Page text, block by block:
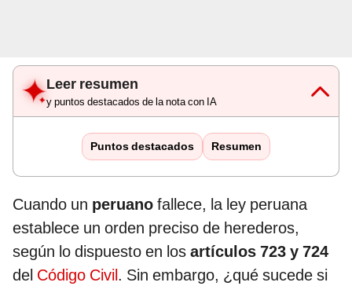
Leer resumen
y puntos destacados de la nota con IA
Puntos destacados Resumen
Cuando un peruano fallece, la ley peruana
establece un orden preciso de herederos,
según lo dispuesto en los artículos 723 y 724
del Código Civil. Sin embargo, ¿qué sucede si